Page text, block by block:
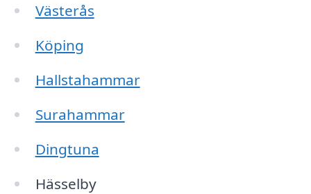
Västerås
Köping
Hallstahammar
Surahammar
Dingtuna
Hässelby